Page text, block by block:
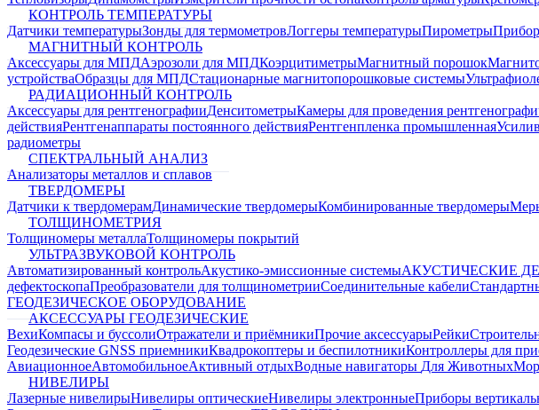
КОНТРОЛЬ ТЕМПЕРАТУРЫ
Датчики температурыЗонды для термометровЛоггеры температурыПирометры
МАГНИТНЫЙ КОНТРОЛЬ
Аксессуары для МПДАэрозоли для МПДКоэрцитиметрыМагнитный порошок
устройстваОбразцы для МПДСтационарные магнитопорошковые системы
РАДИАЦИОННЫЙ КОНТРОЛЬ
Аксессуары для рентгенографииДенситометрыКамеры для проведения
действияРентгенаппараты постоянного действияРентгенпленка промышленная
радиометры
СПЕКТРАЛЬНЫЙ АНАЛИЗ
Анализаторы металлов и сплавов
ТВЕРДОМЕРЫ
Датчики к твердомерамДинамические твердомерыКомбинированные твердомеры
ТОЛЩИНОМЕТРИЯ
Толщиномеры металлаТолщиномеры покрытий
УЛЬТРАЗВУКОВОЙ КОНТРОЛЬ
Автоматизированный контрольАкустико-эмиссионные системыАКУСТИЧЕСКИЕ
дефектоскопаПреобразователи для толщинометрииСоединительные кабели
ГЕОДЕЗИЧЕСКОЕ ОБОРУДОВАНИЕ
АКСЕССУАРЫ ГЕОДЕЗИЧЕСКИЕ
ВехиКомпасы и буссолиОтражатели и приёмникиПрочие аксессуарыРейки
Геодезические GNSS приемникиКвадрокоптеры и беспилотникиКонтроллеры для
АвиационноеАвтомобильноеАктивный отдыхВодные навигаторы Для Животных
НИВЕЛИРЫ
Лазерные нивелирыНивелиры оптическиеНивелиры электронныеПриборы